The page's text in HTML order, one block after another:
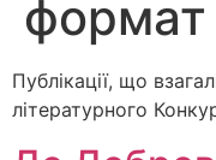
формат
Публікації, що
літературного